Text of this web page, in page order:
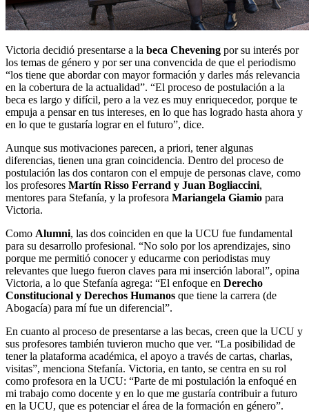
Victoria decidió presentarse a la beca Chevening por su interés por
los temas de género y por ser una convencida de que el periodismo
“los tiene que abordar con mayor formación y darles más relevancia
en la cobertura de la actualidad”. “El proceso de postulación a la
beca es largo y difícil, pero a la vez es muy enriquecedor, porque te
empuja a pensar en tus intereses, en lo que has logrado hasta ahora y
en lo que te gustaría lograr en el futuro”, dice.
Aunque sus motivaciones parecen, a priori, tener algunas
diferencias, tienen una gran coincidencia. Dentro del proceso de
postulación las dos contaron con el empuje de personas clave, como
los profesores Martín Risso Ferrand y Juan Bogliaccini,
mentores para Stefanía, y la profesora Mariangela Giamio para
Victoria.
Como Alumni, las dos coinciden en que la UCU fue fundamental
para su desarrollo profesional. “No solo por los aprendizajes, sino
porque me permitió conocer y educarme con periodistas muy
relevantes que luego fueron claves para mi inserción laboral”, opina
Victoria, a lo que Stefanía agrega: “El enfoque en Derecho
Constitucional y Derechos Humanos que tiene la carrera (de
Abogacía) para mí fue un diferencial”.
En cuanto al proceso de presentarse a las becas, creen que la UCU y
sus profesores también tuvieron mucho que ver. “La posibilidad de
tener la plataforma académica, el apoyo a través de cartas, charlas,
visitas”, menciona Stefanía. Victoria, en tanto, se centra en su rol
como profesora en la UCU: “Parte de mi postulación la enfoqué en
mi trabajo como docente y en lo que me gustaría contribuir a futuro
en la UCU, que es potenciar el área de la formación en género”.